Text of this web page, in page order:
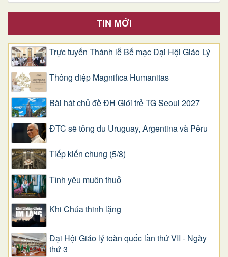
TIN MỚI
Trực tuyến Thánh lễ Bế mạc Đại Hội Giáo Lý
Thông điệp Magnifica Humanitas
Bài hát chủ đề ĐH Giới trẻ TG Seoul 2027
ĐTC sẽ tông du Uruguay, Argentina và Pêru
Tiếp kiến chung (5/8)
Tình yêu muôn thuở
Khi Chúa thinh lặng
Đại Hội Giáo lý toàn quốc lần thứ VII - Ngày
thứ 3